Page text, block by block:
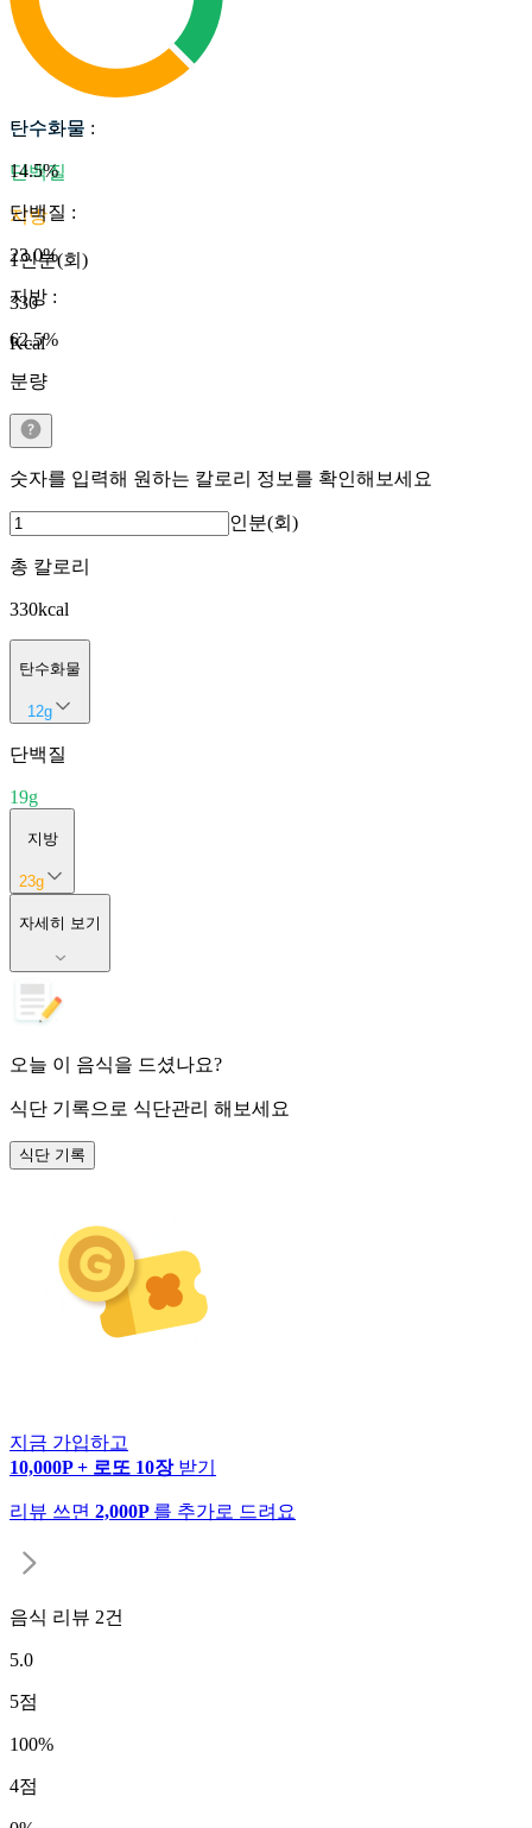
탄수화물
단백질
지방
1인분(회)
330
Kcal
탄수화물 :
14.5%
단백질 :
23.0%
지방 :
62.5%
분량
숫자를 입력해 원하는 칼로리 정보를 확인해보세요
인분(회)
총 칼로리
330kcal
탄수화물
12g
단백질
19g
지방
23g
자세히 보기
오늘 이 음식을 드셨나요?
식단 기록으로 식단관리 해보세요
식단 기록
지금 가입하고
10,000P + 로또 10장 받기
리뷰 쓰면 2,000P 를 추가로 드려요
음식 리뷰 2건
5.0
5점
100%
4점